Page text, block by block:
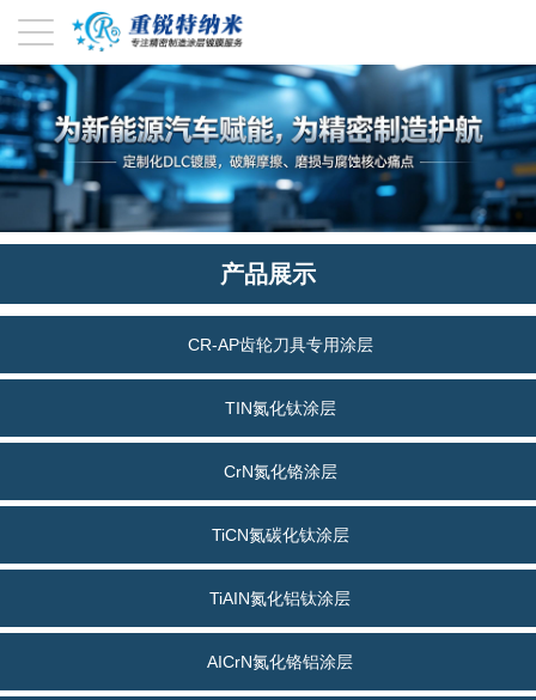
产品展示
CR-AP齿轮刀具专用涂层
TIN氮化钛涂层
CrN氮化铬涂层
TiCN氮碳化钛涂层
TiAIN氮化铝钛涂层
AICrN氮化铬铝涂层